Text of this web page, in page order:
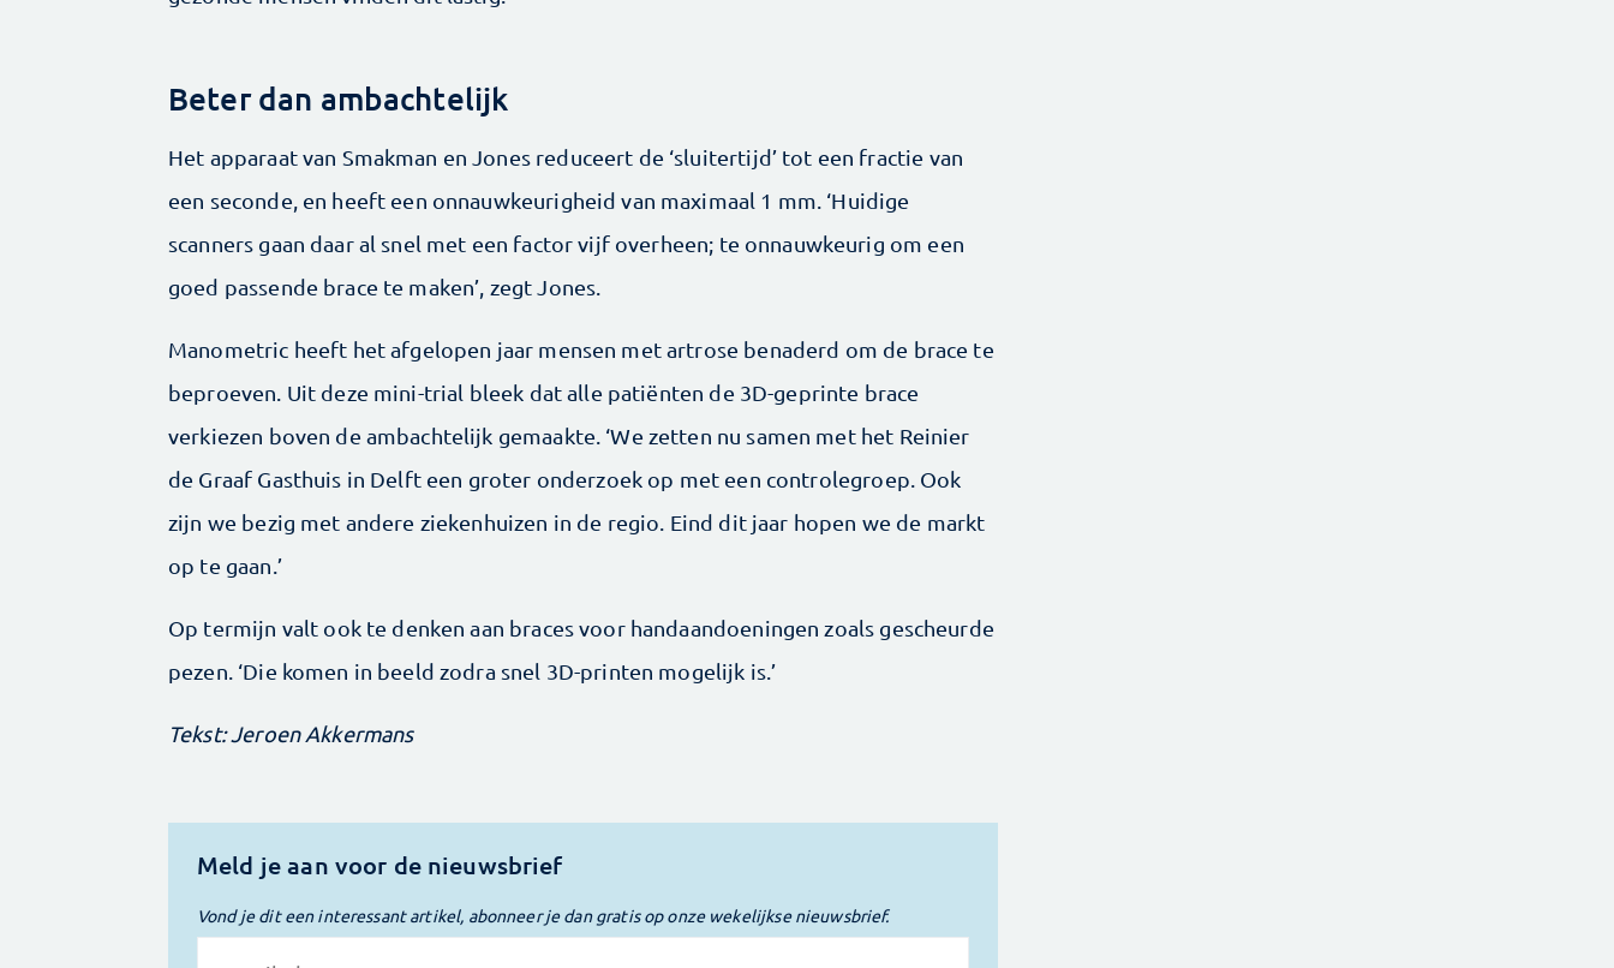
Beter dan ambachtelijk
Het apparaat van Smakman en Jones reduceert de ‘sluitertijd’ tot een fractie van
een seconde, en heeft een onnauwkeurigheid van maximaal 1 mm. ‘Huidige
scanners gaan daar al snel met een factor vijf overheen; te onnauwkeurig om een
goed passende brace te maken’, zegt Jones.
Manometric heeft het afgelopen jaar mensen met artrose ­benaderd om de brace te
beproeven. Uit deze mini-trial bleek dat alle patiënten de 3D-geprinte brace
verkiezen boven de ambachtelijk gemaakte. ‘We zetten nu samen met het Reinier
de Graaf Gasthuis in Delft een groter onderzoek op met een controlegroep. Ook
zijn we bezig met andere ziekenhuizen in de regio. Eind dit jaar hopen we de markt
op te gaan.’
Op termijn valt ook te denken aan braces voor handaandoeningen zoals gescheurde
pezen. ‘Die komen in beeld zodra snel 3D-printen mogelijk is.’
Tekst: Jeroen Akkermans
Meld je aan voor de nieuwsbrief
Vond je dit een interessant artikel, abonneer je dan gratis op onze wekelijkse nieuwsbrief.